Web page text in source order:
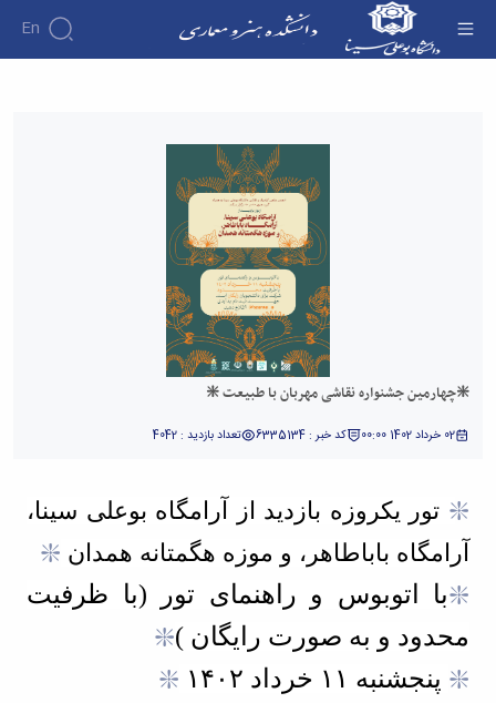
En
دانشکده هنر و معماری
❇️چهارمین جشنواره نقاشی مهربان با طبیعت ❇️
02 خرداد 1402 00:00 کد خبر : 6335134 تعداد بازدید : 4042
❇️
آرامگاه باباطاهر، و موزه هگمتانه همدان ❇️
❇️
محدود و به صورت رایگان )❇️
❇️ پنجشنبه ۱۱ خرداد ۱۴۰۲
❇️